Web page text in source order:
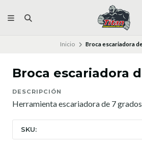
Inicio Broca escariadora
Broca escariadora
DESCRIPCIÓN
Herramienta escariadora de 7 grados
SKU: